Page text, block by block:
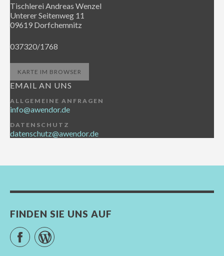
Tischlerei Andreas Wenzel
Unterer Seitenweg 11
09619 Dorfchemnitz
037320/1768
KARTE IM BROWSER
EMAIL AN UNS
ALLGEMEINE ANFRAGEN
info@awendor.de
DATENSCHUTZ
datenschutz@awendor.de
FINDEN SIE UNS AUF
FacebookWordPress